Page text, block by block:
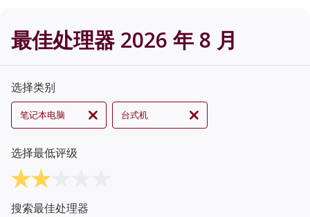
最佳处理器 2026 年 8 月
选择类别
笔记本电脑 台式机
选择最低评级
搜索最佳处理器